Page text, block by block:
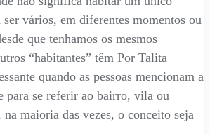
ser vários, em diferentes momentos ou
que tenhamos os mesmos
“habitantes” têm Por Talita
quando as pessoas mencionam a
para se referir ao bairro, vila ou
na maioria das vezes, o conceito seja